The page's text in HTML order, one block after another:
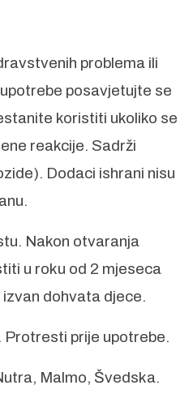
problema ili
posavjetujte se
koristiti ukoliko se
reakcije. Sadrži
Dodaci ishrani nisu
Nakon otvaranja
u roku od 2 mjeseca
dohvata djece.
Protresti prije upotrebe.
Malmo, Švedska.